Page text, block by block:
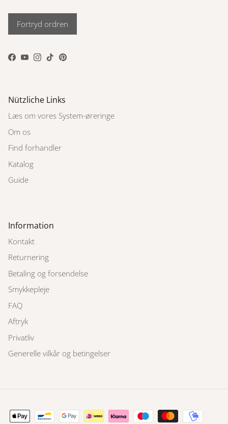
Fortryd ordren
Facebook
YouTube
Instagram
TikTokPinterest
Nützliche Links
Læs om vores System-øreringe
Om os
Find forhandler
Katalog
Guide
Information
Kontakt
Returnering
Betaling og forsendelse
Smykkepleje
FAQ
Aftryk
Privatliv
Generelle vilkår og betingelser